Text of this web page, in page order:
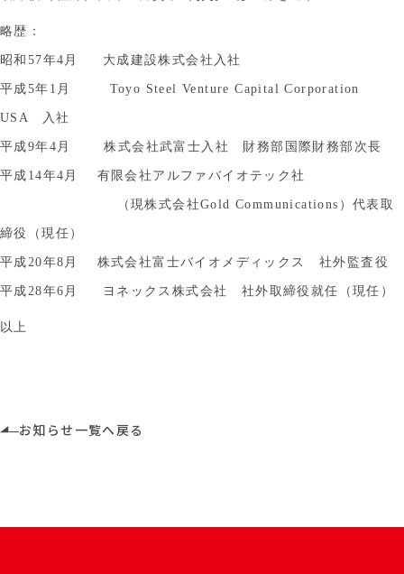
略歴：
昭和57年4月 大成建設株式会社入社
平成5年1月 Toyo Steel Venture Capital Corporation
USA 入社
平成9年4月 株式会社武富士入社 財務部国際財務部次長
平成14年4月 有限会社アルファバイオテック社
（現株式会社Gold Communications）代表取
締役（現任）
平成20年8月 株式会社富士バイオメディックス 社外監査役
平成28年6月 ヨネックス株式会社 社外取締役就任（現任）
以上
お知らせ一覧へ戻る